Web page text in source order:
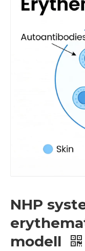
NHP
modell